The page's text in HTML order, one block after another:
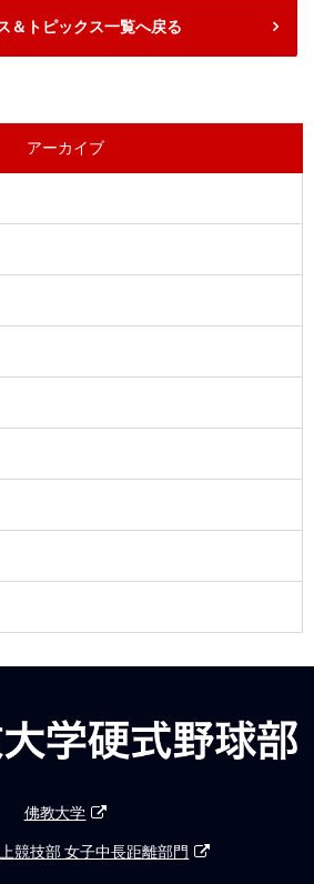
＆トピックス一覧へ戻る
アーカイブ
佛教大学
競技部 女子中長距離部門